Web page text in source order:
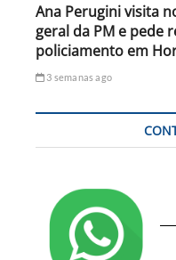
Ana Perugini visita
geral da PM e pede
policiamento em
3 semanas ago